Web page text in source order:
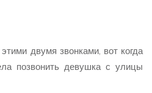
двумя звонками, вот когда
позвонить девушка с улицы